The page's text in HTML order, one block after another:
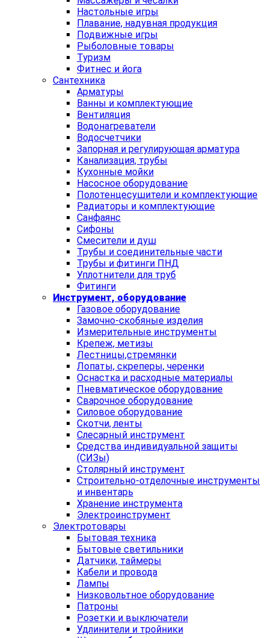
Настольные игры
Плавание, надувная продукция
Подвижные игры
Рыболовные товары
Туризм
Фитнес и йога
Сантехника
Арматуры
Ванны и комплектующие
Вентиляция
Водонагреватели
Водосчетчики
Запорная и регулирующая арматура
Канализация, трубы
Кухонные мойки
Насосное оборудование
Полотенцесушители и комплектующие
Радиаторы и комплектующие
Санфаянс
Сифоны
Смесители и душ
Трубы и соединительные части
Трубы и фитинги ПНД
Уплотнители для труб
Фитинги
Инструмент, оборудование
Газовое оборудование
Замочно-скобяные изделия
Измерительные инструменты
Крепеж, метизы
Лестницы,стремянки
Лопаты, скреперы, черенки
Оснастка и расходные материалы
Пневматическое оборудование
Сварочное оборудование
Силовое оборудование
Скотчи, ленты
Слесарный инструмент
Средства индивидуальной защиты
(СИЗы)
Столярный инструмент
Строительно-отделочные инструменты
и инвентарь
Хранение инструмента
Электроинструмент
Электротовары
Бытовая техника
Бытовые светильники
Датчики, таймеры
Кабели и провода
Лампы
Низковольтное оборудование
Патроны
Розетки и выключатели
Удлинители и тройники